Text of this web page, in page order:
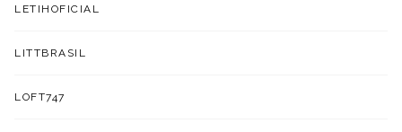
LETIHOFICIAL
LITTBRASIL
LOFT747